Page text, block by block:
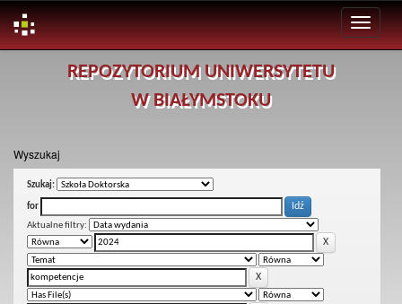
REPOZYTORIUM UNIWERSYTETU
W BIAŁYMSTOKU
Wyszukaj
Szukaj:
for
Aktualne filtry: